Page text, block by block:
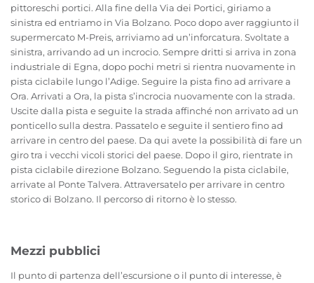
pittoreschi portici. Alla fine della Via dei Portici, giriamo a
sinistra ed entriamo in Via Bolzano. Poco dopo aver raggiunto il
supermercato M-Preis, arriviamo ad un’inforcatura. Svoltate a
sinistra, arrivando ad un incrocio. Sempre dritti si arriva in zona
industriale di Egna, dopo pochi metri si rientra nuovamente in
pista ciclabile lungo l’Adige. Seguire la pista fino ad arrivare a
Ora. Arrivati a Ora, la pista s’incrocia nuovamente con la strada.
Uscite dalla pista e seguite la strada affinché non arrivato ad un
ponticello sulla destra. Passatelo e seguite il sentiero fino ad
arrivare in centro del paese. Da qui avete la possibilità di fare un
giro tra i vecchi vicoli storici del paese. Dopo il giro, rientrate in
pista ciclabile direzione Bolzano. Seguendo la pista ciclabile,
arrivate al Ponte Talvera. Attraversatelo per arrivare in centro
storico di Bolzano. Il percorso di ritorno è lo stesso.
Mezzi pubblici
Il punto di partenza dell’escursione o il punto di interesse, è